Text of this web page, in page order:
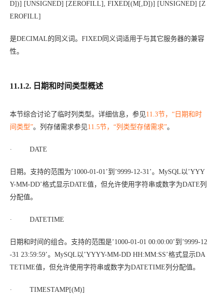
D])] [UNSIGNED] [ZEROFILL], FIXED[(M[,D])] [UNSIGNED] [Z
EROFILL]
是DECIMAL的同义词。FIXED同义词适用于与其它服务器的兼容
性。
11.1.2. 日期和时间类型概述
本节综合讨论了临时列类型。详细信息，参见11.3节，“日期和时
间类型”。列存储需求参见11.5节，“列类型存储需求”。
· DATE
日期。支持的范围为’1000-01-01’到’9999-12-31’。MySQL以’YYY
Y-MM-DD’格式显示DATE值，但允许使用字符串或数字为DATE列
分配值。
· DATETIME
日期和时间的组合。支持的范围是’1000-01-01 00:00:00’到’9999-12
-31 23:59:59’。MySQL以’YYYY-MM-DD HH:MM:SS’格式显示DA
TETIME值，但允许使用字符串或数字为DATETIME列分配值。
· TIMESTAMP[(M)]